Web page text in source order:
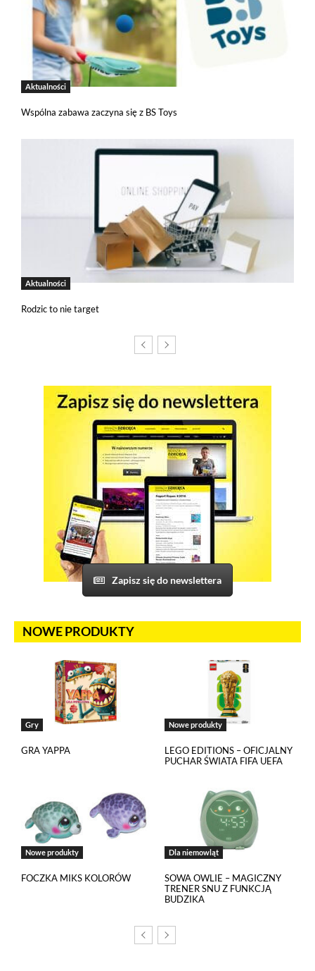
Aktualności
Wspólna zabawa zaczyna się z BS Toys
Aktualności
Rodzic to nie target
Zapisz się do newslettera
NOWE PRODUKTY
Gry
GRA YAPPA
Nowe produkty
LEGO EDITIONS – OFICJALNY
PUCHAR ŚWIATA FIFA UEFA
Nowe produkty
FOCZKA MIKS KOLORÓW
Dla niemowląt
SOWA OWLIE – MAGICZNY
TRENER SNU Z FUNKCJĄ
BUDZIKA